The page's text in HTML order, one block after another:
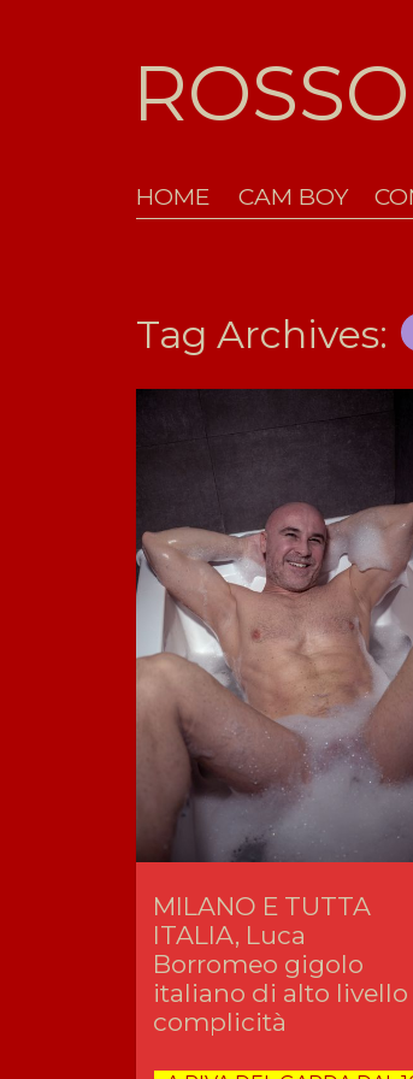
HOME CAM BOY
Tag Archives:
MILANO E TUTTA
ITALIA, Luca
Borromeo gigolo
italiano di alto livello
complicità